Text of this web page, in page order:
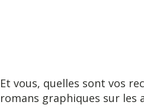
Et vous, quelles sont vos
romans graphiques sur les